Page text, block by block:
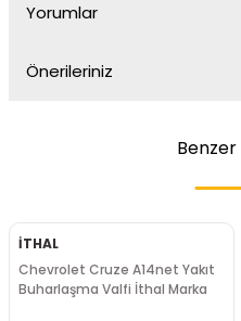
Yorumlar
Önerileriniz
Benzer
İTHAL
Chevrolet Cruze A14net Yakıt
Buharlaşma Valfi İthal Marka